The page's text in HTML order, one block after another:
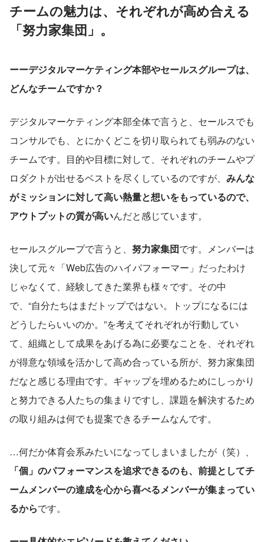
チームの魅力は、それぞれが高め合える
「努力家集団」。
ーーデジタルマーケティング本部やセールスグループは、
どんなチームですか？
デジタルマーケティング本部全体で言うと、セールスでも
コンサルでも、とにかくどこを切り取られても弱みのない
チームです。目的や目標に対して、それぞれのチームやプ
ロダクトが出せるベストを尽くしているのですが、 みんな
がミッションに対して高い熱量と想いをもっているので、
アウトプットの質が高いんだと感じています。
セールスグループで言うと、努力家集団です。メンバーは
決して元々「Web広告のハイパフォーマー」だったわけ
じゃなくて、経験してきた業界も様々です。その中
で、“自分たちはまだトップではない。トップになるには
どうしたらいいのか。”を考えてそれぞれが行動してい
て、組織として成果をあげる為に必要なことを、それぞれ
が得意な領域を活かして高め合っている所が、努力家集団
だなと感じる理由です。ギャップを埋めるためにしっかり
と努力できる人たちの集まりですし、課題を解決するため
の取り組みは何でも提案できるチームなんです。
…何だか体育会系みたいになってしまいましたが（笑）、
「個」のパフォーマンスを追求できるのも、前提としてチ
ームメンバーの達成を心から喜べるメンバーが集まってい
るからです。